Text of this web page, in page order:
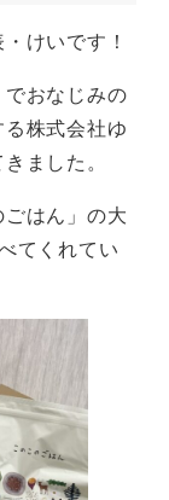
けいです！
おなじみの
株式会社ゆ
ました。
はん」の大
てくれてい